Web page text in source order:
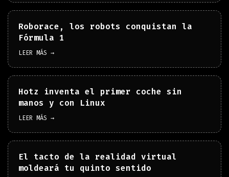
Roborace, los robots conquistan la
Fórmula 1
LEER MÁS →
Hotz inventa el primer coche sin
manos y con Linux
LEER MÁS →
El tacto de la realidad virtual
moldeará tu quinto sentido